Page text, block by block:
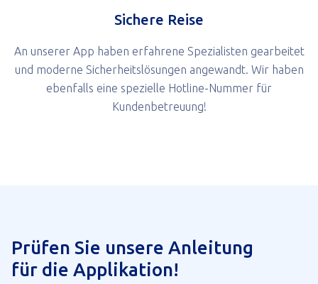
Sichere Reise
An unserer App haben erfahrene Spezialisten gearbeitet
und moderne Sicherheitslösungen angewandt. Wir haben
ebenfalls eine spezielle Hotline-Nummer für
Kundenbetreuung!
Prüfen Sie unsere Anleitung
für die Applikation!